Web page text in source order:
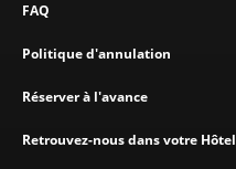
FAQ
Politique d'annulation
Réserver à l'avance
Retrouvez-nous dans votre Hôtel